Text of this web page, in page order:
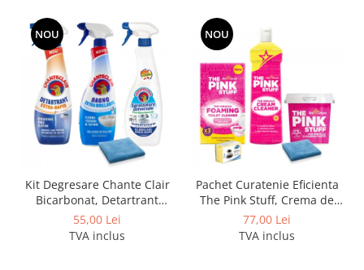
NOU
Kit Degresare Chante Clair
Bicarbonat, Detartrant
Extra-Rapid, Anticalcar si
Laveta Microfibra
55,00 Lei
TVA inclus
NOU
Pachet Curatenie Eficienta
The Pink Stuff, Crema de
curatare 500 ml, Pasta
Curatare 850 g, Pudra
77,00 Lei
TVA inclus